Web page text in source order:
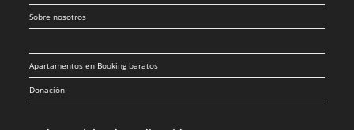
Sobre nosotros
Apartamentos en Booking baratos
Donación